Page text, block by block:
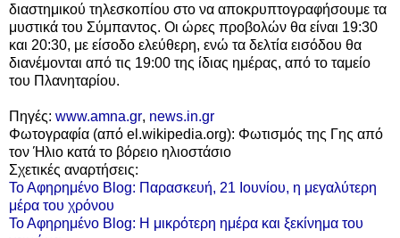
διαστημικού τηλεσκοπίου στο να αποκρυπτογραφήσουμε τα
μυστικά του Σύμπαντος. Οι ώρες προβολών θα είναι 19:30
και 20:30, με είσοδο ελεύθερη, ενώ τα δελτία εισόδου θα
διανέμονται από τις 19:00 της ίδιας ημέρας, από το ταμείο
του Πλανηταρίου.
Πηγές: www.amna.gr, news.in.gr
Φωτογραφία (από el.wikipedia.org): Φωτισμός της Γης από
τον Ήλιο κατά το βόρειο ηλιοστάσιο
Σχετικές αναρτήσεις:
Το Αφηρημένο Blog: Παρασκευή, 21 Ιουνίου, η μεγαλύτερη
μέρα του χρόνου
Το Αφηρημένο Blog: Η μικρότερη ημέρα και ξεκίνημα του